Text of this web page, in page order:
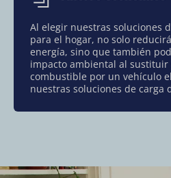
Al elegir nuestras soluciones
para el hogar, no solo
energía, sino que también
impacto ambiental al sustituir
combustible por un vehículo
nuestras soluciones de carga